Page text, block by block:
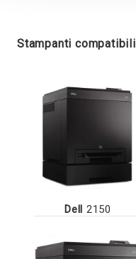
Stampanti compatibili
Dell 2150